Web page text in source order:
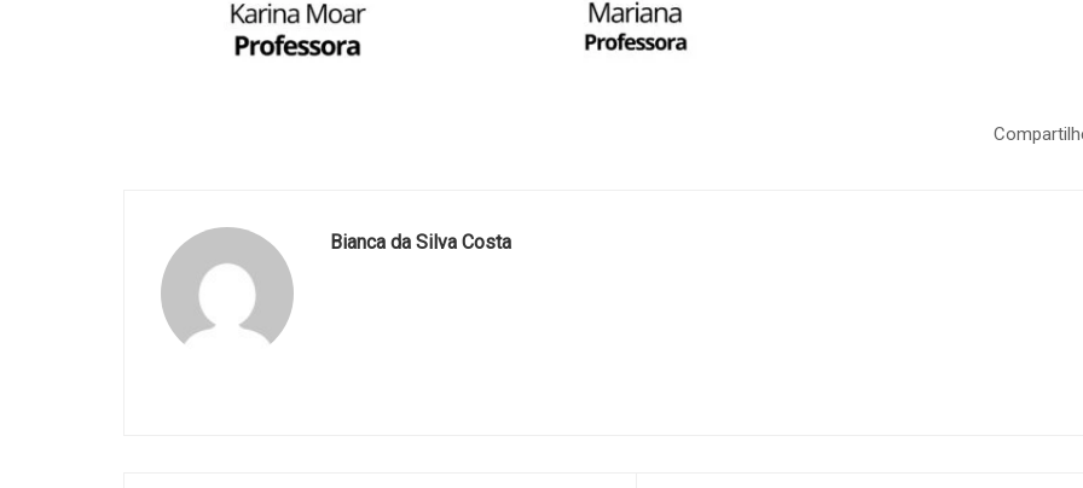
Bianca da Silva Costa